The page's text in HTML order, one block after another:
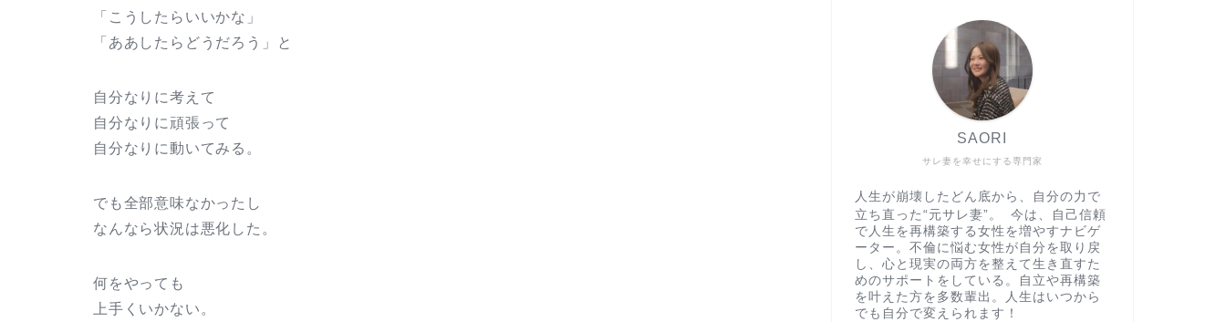
「こうしたらいいかな」
「ああしたらどうだろう」と
自分なりに考えて
自分なりに頑張って
自分なりに動いてみる。
でも全部意味なかったし
なんなら状況は悪化した。
何をやっても
上手くいかない。
サレ妻を幸せにする専門家
SAORI
人生が崩壊したどん底から、自分の力で
立ち直った“元サレ妻”。 今は、自己信頼
で人生を再構築する女性を増やすナビゲ
ーター。不倫に悩む女性が自分を取り戻
し、心と現実の両方を整えて生き直すた
めのサポートをしている。自立や再構築
を叶えた方を多数輩出。人生はいつから
でも自分で変えられます！